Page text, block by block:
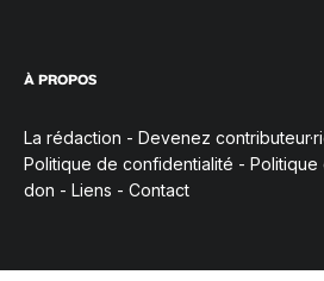
À PROPOS
La rédaction - Devenez
Politique de confidentialité -
don - Liens - Contact